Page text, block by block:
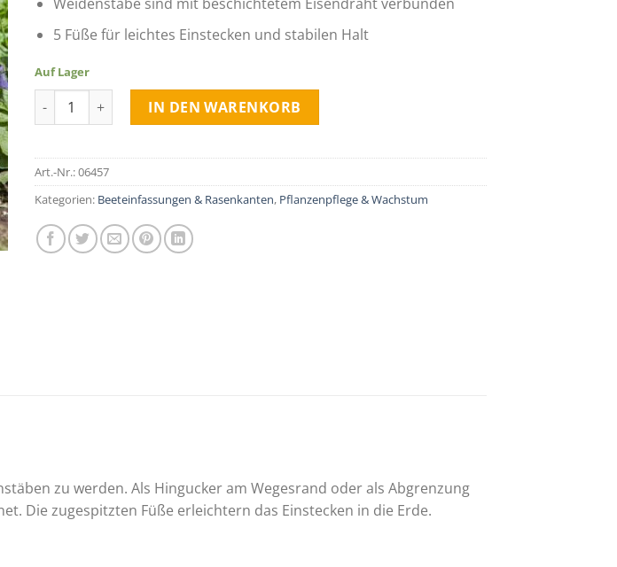
5 Füße für leichtes Einstecken und stabilen Halt
Auf Lager
Beeteinfassung aus Weide gerundet quantity
IN DEN WARENKORB
Art.-Nr.:06457
Kategorien: Beeteinfassungen & Rasenkanten, Pflanzenpflege & Wachstum
zu werden. Als Hingucker am Wegesrand oder als Abgrenzung
Die zugespitzten Füße erleichtern das Einstecken in die Erde.